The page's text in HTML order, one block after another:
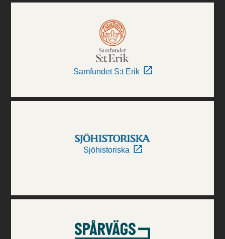
Samfundet S:t Erik
Sjöhistoriska